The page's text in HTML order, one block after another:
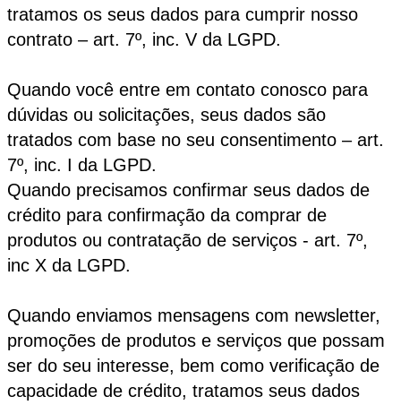
tratamos os seus dados para cumprir nosso
contrato – art. 7º, inc. V da LGPD.
Quando você entre em contato conosco para
dúvidas ou solicitações, seus dados são
tratados com base no seu consentimento – art.
7º, inc. I da LGPD.
Quando precisamos confirmar seus dados de
crédito para confirmação da comprar de
produtos ou contratação de serviços - art. 7º,
inc X da LGPD.
Quando enviamos mensagens com newsletter,
promoções de produtos e serviços que possam
ser do seu interesse, bem como verificação de
capacidade de crédito, tratamos seus dados